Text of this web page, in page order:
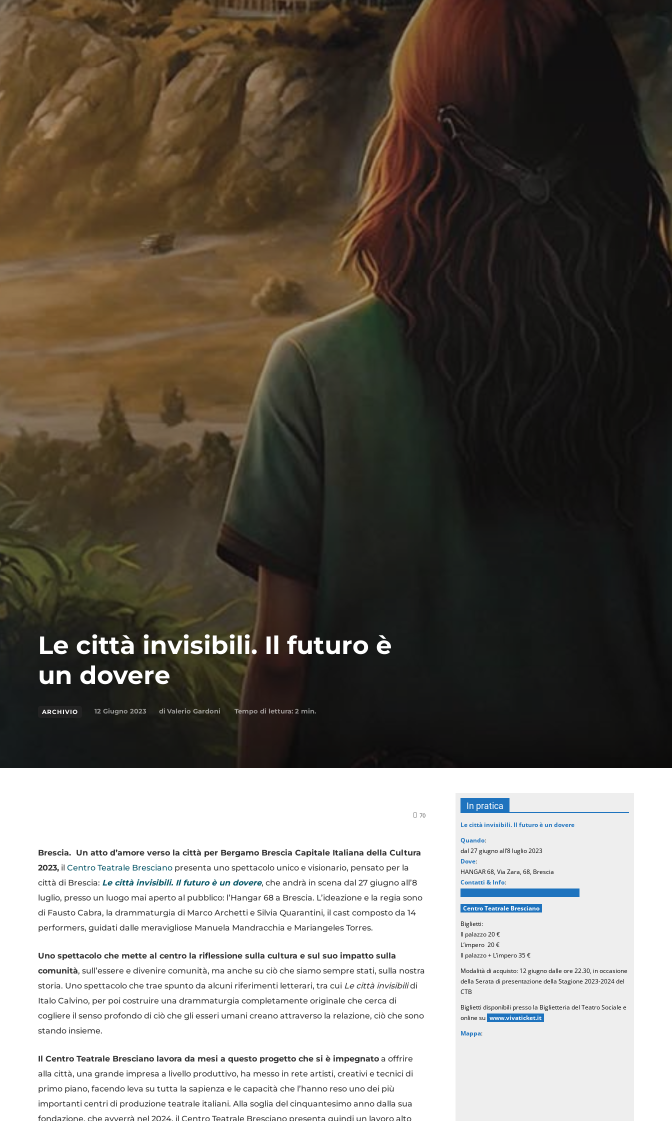
Le città invisibili. Il futuro è
un dovere
ARCHIVIO 12 Giugno 2023 di Valerio Gardoni Tempo di lettura: 2 min.
70
Brescia. Un atto d’amore verso la città per Bergamo Brescia Capitale Italiana della Cultura
2023, il Centro Teatrale Bresciano presenta uno spettacolo unico e visionario, pensato per la
città di Brescia: Le città invisibili. Il futuro è un dovere, che andrà in scena dal 27 giugno all’8
luglio, presso un luogo mai aperto al pubblico: l’Hangar 68 a Brescia. L’ideazione e la regia sono
di Fausto Cabra, la drammaturgia di Marco Archetti e Silvia Quarantini, il cast composto da 14
performers, guidati dalle meravigliose Manuela Mandracchia e Mariangeles Torres.
Uno spettacolo che mette al centro la riflessione sulla cultura e sul suo impatto sulla
comunità, sull’essere e divenire comunità, ma anche su ciò che siamo sempre stati, sulla nostra
storia. Uno spettacolo che trae spunto da alcuni riferimenti letterari, tra cui Le città invisibilidi
Italo Calvino, per poi costruire una drammaturgia completamente originale che cerca di
cogliere il senso profondo di ciò che gli esseri umani creano attraverso la relazione, ciò che sono
stando insieme.
Il Centro Teatrale Bresciano lavora da mesi a questo progetto che si è impegnato a offrire
alla città, una grande impresa a livello produttivo, ha messo in rete artisti, creativi e tecnici di
primo piano, facendo leva su tutta la sapienza e le capacità che l’hanno reso uno dei più
importanti centri di produzione teatrale italiani. Alla soglia del cinquantesimo anno dalla sua
fondazione. che avverrà nel 2024, il Centro Teatrale Bresciano presenta quindi un lavoro alto
In pratica
Le città invisibili. Il futuro è un dovere
Quando:
dal 27 giugno all’8 luglio 2023
Dove:
HANGAR 68, Via Zara, 68, Brescia
Contatti & Info:
Centro Teatrale Bresciano
Biglietti:
Il palazzo 20 €
L’impero 20 €
Il palazzo + L’impero 35 €
Modalità di acquisto: 12 giugno dalle ore 22.30, in occasione
della Serata di presentazione della Stagione 2023-2024 del
CTB
Biglietti disponibili presso la Biglietteria del Teatro Sociale e
online su www.vivaticket.it
Mappa: